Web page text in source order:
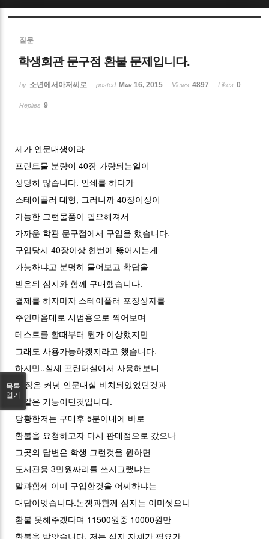
질문
학생회관 문구점 환불 문제입니다.
by 소년에서아저씨로 posted Mar 16, 2015 Views 4897 Likes 0
Replies 9
제가 인문대생이라
프린트물 분량이 40장 가량되는일이
상당히 많습니다. 인쇄를 하다가
스테이플러 대형, 그러니까 40장이상이
가능한 그런물품이 필요해져서
가까운 학관 문구점에서 구입을 했습니다.
구입당시 40장이상 한번에 뚫어지는게
가능하냐고 분명히 물어보고 확답을
받은뒤 심지와 함께 구매했습니다.
결제를 하자마자 스테이플러 포장상자를
주인마음대로 시범용으로 찍어보며
테스트를 할때부터 뭔가 이상했지만
그래도 사용가능하겠지라고 했습니다.
하지만..실제 프린터실에서 사용해보니
40장은 커녕 인문대실 비치되있었던것과
똑같은 기능이던것입니다.
당황한저는 구매후 5분이내에 바로
환불을 요청하고자 다시 판매점으로 갔으나
그곳의 답변은 학생 그런것을 원하면
도서관용 3만원짜리를 쓰지그랬냐는
말과함께 이미 구입한것을 어찌하냐는
대답이엇습니다.논쟁과함께 심지는 이미썻으니
환불 못해주겠다며 11500원중 10000원만
환불을 받앗습니다. 저는 심지 자체가 필요가
목록
열기
Sketchbook5, 스케치북5
Sketchbook5, 스케치북5